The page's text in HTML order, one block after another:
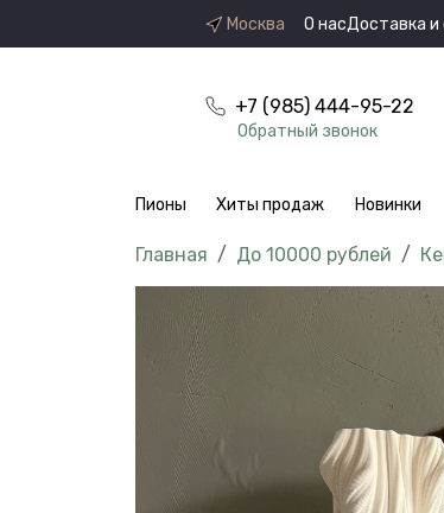
Москва О насДоставка и
+7 (985) 444-95-22
Обратный звонок
Пионы Хиты продаж Новинки
До 10000 рублей